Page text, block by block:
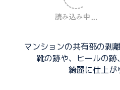
マンションの共有部の剥
靴の跡や、ヒールの跡
綺麗に仕上が